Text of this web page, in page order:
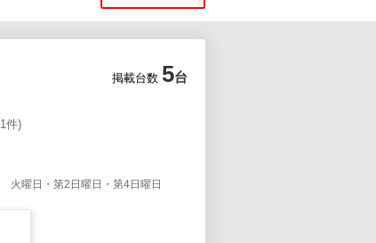
掲載台数 5台
件)
火曜日・第2日曜日・第4日曜日